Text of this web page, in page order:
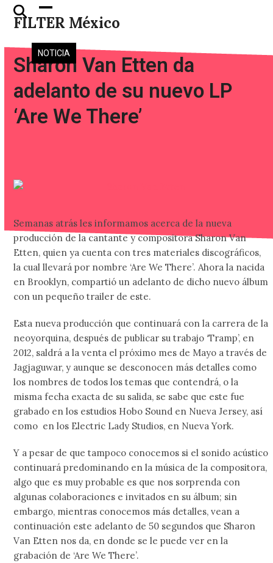
Skip
FILTER México
Open
mobile
menu
Close
mobile
menu
NOTICIA
Sharon Van Etten da
adelanto de su nuevo LP
‘Are We There’
Semanas atrás les informamos acerca de la nueva
producción de la cantante y compositora Sharon Van
Etten, quien ya cuenta con tres materiales discográficos,
la cual llevará por nombre ‘Are We There’. Ahora la nacida
en Brooklyn, compartió un adelanto de dicho nuevo álbum
con un pequeño trailer de este.
Esta nueva producción que continuará con la carrera de la
neoyorquina, después de publicar su trabajo ‘Tramp’, en
2012, saldrá a la venta el próximo mes de Mayo a través de
Jagjaguwar, y aunque se desconocen más detalles como
los nombres de todos los temas que contendrá, o la
misma fecha exacta de su salida, se sabe que este fue
grabado en los estudios Hobo Sound en Nueva Jersey, así
como en los Electric Lady Studios, en Nueva York.
Y a pesar de que tampoco conocemos si el sonido acústico
continuará predominando en la música de la compositora,
algo que es muy probable es que nos sorprenda con
algunas colaboraciones e invitados en su álbum; sin
embargo, mientras conocemos más detalles, vean a
continuación este adelanto de 50 segundos que Sharon
Van Etten nos da, en donde se le puede ver en la
grabación de ‘Are We There’.